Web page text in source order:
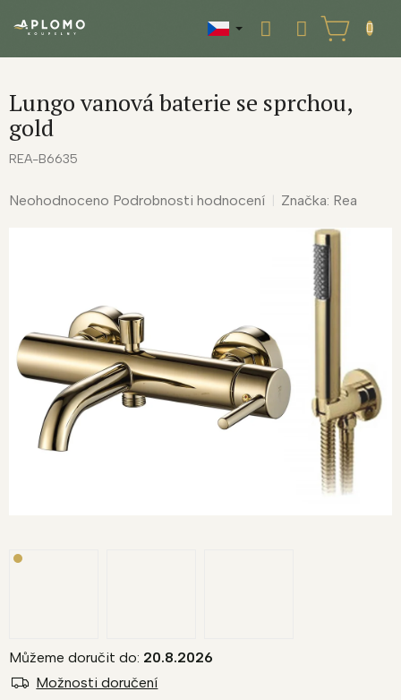
NÁKUPNÍ
KOŠÍK
Lungo vanová baterie se sprchou,
gold
REA-B6635
Průměrné
hvězdiček.
Neohodnoceno Podrobnosti hodnocení Značka: Rea
Můžeme doručit do: 20.8.2026
Možnosti doručení